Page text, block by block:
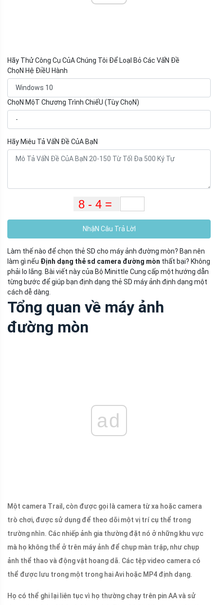
Hãy Thử Công Cụ CủA Chúng Tôi Để LoạI Bỏ Các VấN Đề
ChọN Hệ ĐiềU Hành
ChọN MộT Chương Trình ChiếU (Tùy ChọN)
Hãy Miêu Tả VấN Đề CủA BạN
NhậN Câu Trả LờI
Làm thế nào để chọn thẻ SD cho máy ảnh đường mòn? Bạn nên
làm gì nếu Định dạng thẻ sd camera đường mòn thất bại? Không
phải lo lắng. Bài viết này của Bộ Minittle Cung cấp một hướng dẫn
từng bước để giúp bạn định dạng thẻ SD máy ảnh định dạng một
cách dễ dàng.
Tổng quan về máy ảnh
đường mòn
ad
Một camera Trail, còn được gọi là camera từ xa hoặc camera
trò chơi, được sử dụng để theo dõi một vị trí cụ thể trong
trường nhìn. Các nhiếp ảnh gia thường đặt nó ở những khu vực
mà họ không thể ở trên máy ảnh để chụp màn trập, như chụp
ảnh thể thao và động vật hoang dã. Các tệp video camera có
thể được lưu trong một trong hai Avi hoặc MP4 định dạng.
Họ có thể ghi lại liên tục vì họ thường chạy trên pin AA và sử